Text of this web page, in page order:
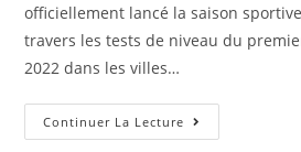
officiellement lancé la saison
travers les tests de niveau du
2022 dans les villes…
Continuer La Lecture